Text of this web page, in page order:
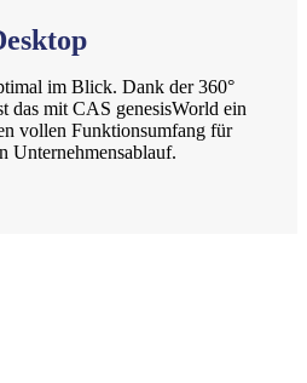
im Blick. Dank der 360°
das mit CAS genesisWorld ein
vollen Funktionsumfang für
Unternehmensablauf.